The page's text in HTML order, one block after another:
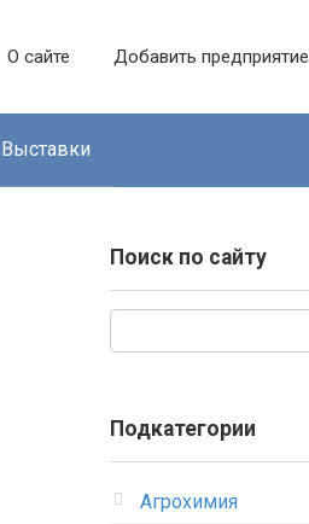
О сайте Добавить предприятие
Выставки
Поиск по сайту
Подкатегории
Агрохимия